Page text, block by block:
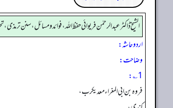
الشیخ ڈاکٹر عبد الرحمٰن فریوائی حفظ اللہ، فوائد و مسائل، سنن ترمذی،
اردو حاشہ:
وضاحت:
1؎:
فروہ بن ابی المغراء معدیکرب،